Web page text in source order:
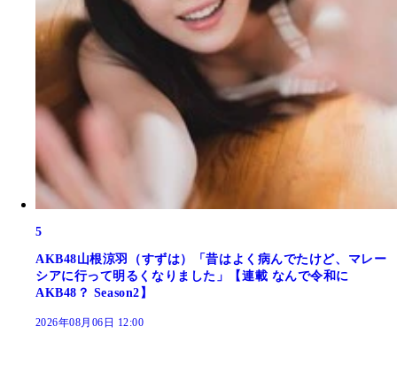
5
AKB48山根涼羽（すずは）「昔はよく病んでたけど、マレー
シアに行って明るくなりました」【連載 なんで令和に
AKB48？ Season2】
2026年08月06日 12:00